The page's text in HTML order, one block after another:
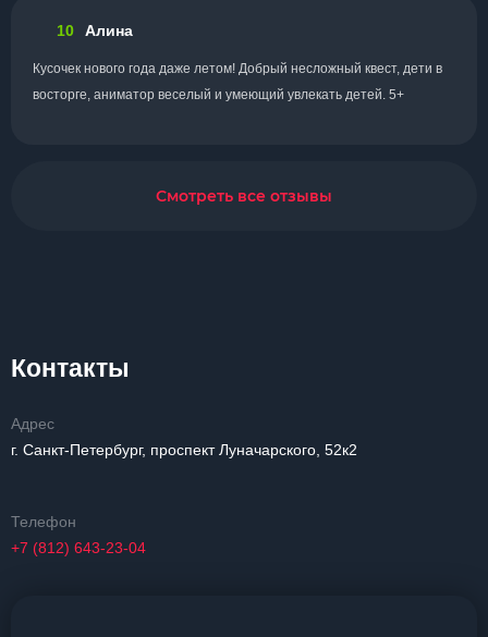
10 Алина
Кусочек нового года даже летом! Добрый несложный квест, дети в
восторге, аниматор веселый и умеющий увлекать детей. 5+
Смотреть все отзывы
Контакты
Адрес
г. Санкт-Петербург, проспект Луначарского, 52к2
Телефон
+7 (812) 643-23-04